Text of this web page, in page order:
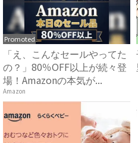
Promoted
「え、こんなセールやってた
の？」80％OFF以上が続々登
場！Amazonの本気が...
Amazon